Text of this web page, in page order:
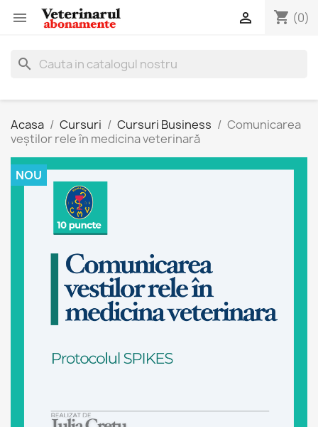
 shopping_cart (0)

search
Acasa Cursuri Cursuri Business
Comunicarea
veștilor rele în medicina veterinară
NOU